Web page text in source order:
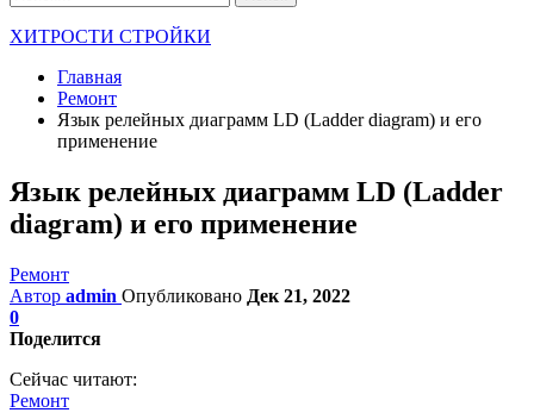
ХИТРОСТИ СТРОЙКИ
Главная
Ремонт
Язык релейных диаграмм LD (Ladder diagram) и его
применение
Язык релейных диаграмм LD (Ladder
diagram) и его применение
Ремонт
Автор admin Опубликовано Дек 21, 2022
0
Поделится
Сейчас читают:
Ремонт